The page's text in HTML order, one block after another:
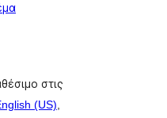
στις
(US),